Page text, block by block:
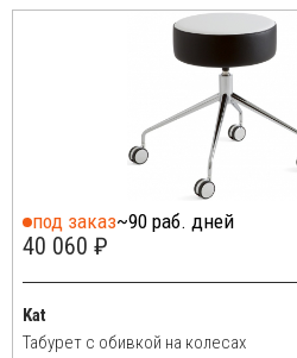
под заказ~90 раб. дней
40 060 ₽
Kat
Табурет с обивкой на колесах